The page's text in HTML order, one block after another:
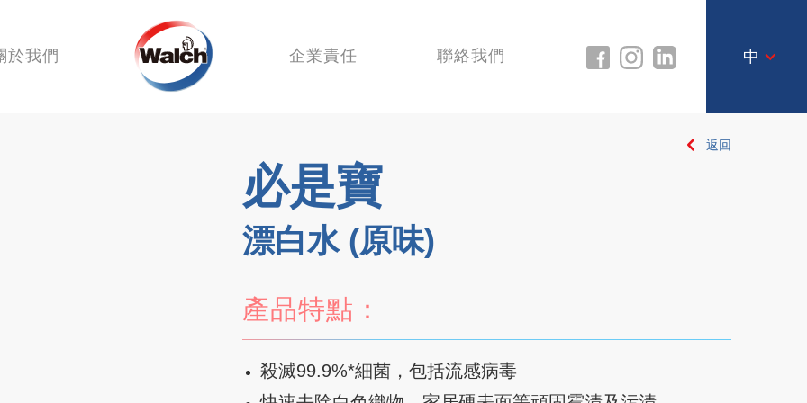
於我們 企業責任 聯絡我們 中
返回
必是寶
漂白水 (原味)
產品特點：
殺滅99.9%*細菌，包括流感病毒